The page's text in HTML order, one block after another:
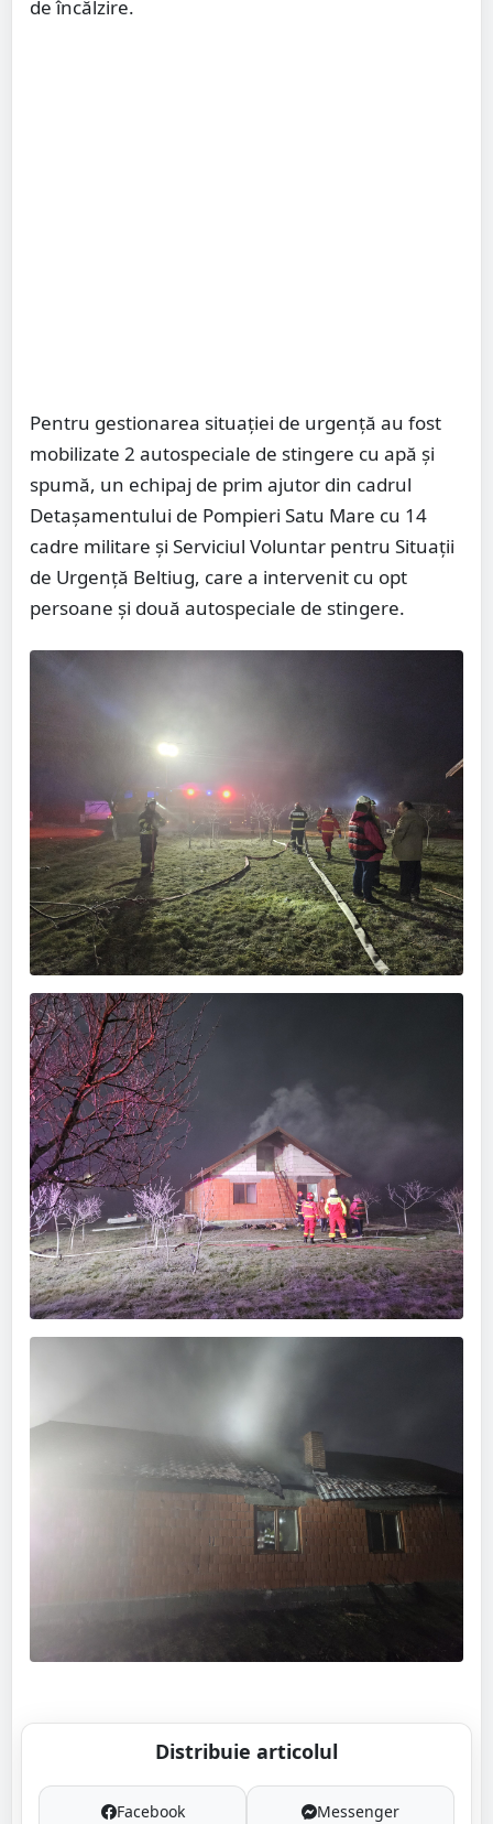
de încălzire.
Pentru gestionarea situației de urgență au fost
mobilizate 2 autospeciale de stingere cu apă și
spumă, un echipaj de prim ajutor din cadrul
Detașamentului de Pompieri Satu Mare cu 14
cadre militare și Serviciul Voluntar pentru Situaţii
de Urgenţă Beltiug, care a intervenit cu opt
persoane și două autospeciale de stingere.
Distribuie articolul
Facebook Messenger